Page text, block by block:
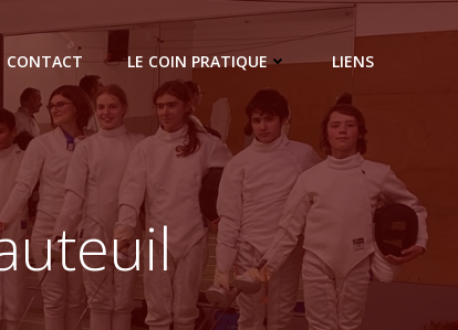
CONTACT LE COIN PRATIQUE LIENS